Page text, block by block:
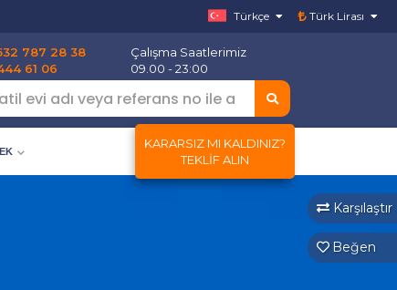
Türkçe Türk Lirası
787 28 38
61 06
Çalışma Saatlerimiz
09.00 - 23:00
KARARSIZ MI KALDINIZ?
TEKLIF ALIN
Karşılaştır
Beğen